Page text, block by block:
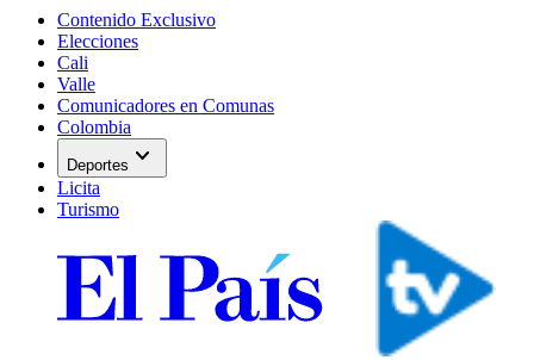
Contenido Exclusivo
Elecciones
Cali
Valle
Comunicadores en Comunas
Colombia
Deportes expand_more
Licita
Turismo